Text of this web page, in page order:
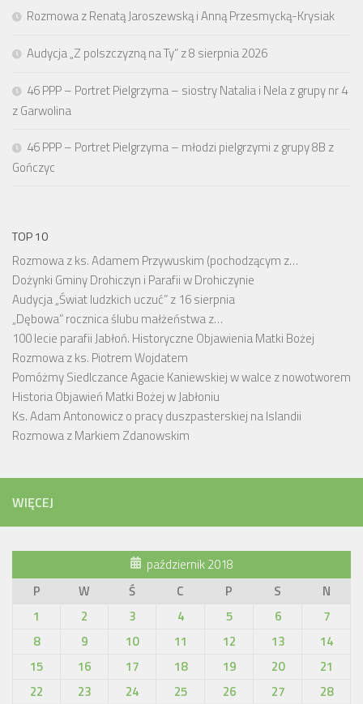
Rozmowa z Renatą Jaroszewską i Anną Przesmycką-Krysiak
Audycja „Z polszczyzną na Ty” z 8 sierpnia 2026
46 PPP – Portret Pielgrzyma – siostry Natalia i Nela z grupy nr 4
z Garwolina
46 PPP – Portret Pielgrzyma – młodzi pielgrzymi z grupy 8B z
Gończyc
TOP 10
Rozmowa z ks. Adamem Przywuskim (pochodzącym z…
Dożynki Gminy Drohiczyn i Parafii w Drohiczynie
Audycja „Świat ludzkich uczuć” z 16 sierpnia
„Dębowa” rocznica ślubu małżeństwa z…
100 lecie parafii Jabłoń. Historyczne Objawienia Matki Bożej
Rozmowa z ks. Piotrem Wojdatem
Pomóżmy Siedlczance Agacie Kaniewskiej w walce z nowotworem
Historia Objawień Matki Bożej w Jabłoniu
Ks. Adam Antonowicz o pracy duszpasterskiej na Islandii
Rozmowa z Markiem Zdanowskim
WIĘCEJ
październik 2018
P
W Ś C P S
N
1
2 3 4 5 6
7
8
9 10 11 12 13
14
15
16 17 18 19 20
21
22
23 24 25 26 27
28